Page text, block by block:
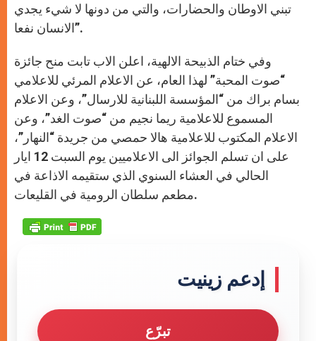
تبني الاوطان والحضارات، والتي من دونها لا شيء يجدي
الانسان نفعا”.
وفي ختام الذبيحة الالهية، اعلن الاب تابت منح جائزة
“صوت المحبة” لهذا العام، عن الاعلام المرئي للاعلامي
بسام براك من “المؤسسة اللبنانية للارسال”، وعن الاعلام
المسموع للاعلامية ريما نجيم من “صوت الغد”، وعن
الاعلام المكتوب للاعلامية هالا حمصي من جريدة “النهار”،
على ان تسلم الجوائز الى الاعلاميين يوم السبت 12 ايار
الحالي في العشاء السنوي الذي ستقيمه الاذاعة في
مطعم سلطان الرومية في القليعات.
إدعم زينيت
تبرّع